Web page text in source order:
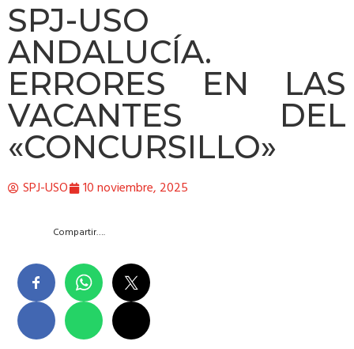
SPJ-USO
ANDALUCÍA.
ERRORES EN LAS
VACANTES DEL
«CONCURSILLO»
SPJ-USO 10 noviembre, 2025
Compartir….